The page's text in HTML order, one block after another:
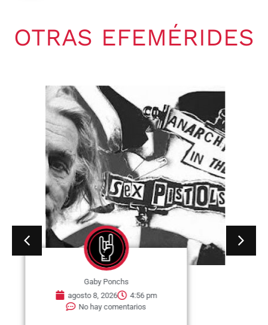
OTRAS EFEMÉRIDES
Gaby Ponchs
agosto 8, 2026
4:56 pm
No hay comentarios